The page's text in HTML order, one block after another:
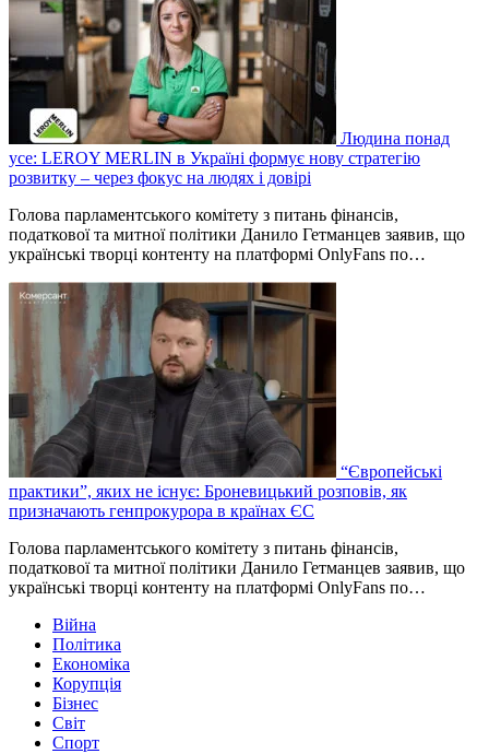
Людина понад
усе: LEROY MERLIN в Україні формує нову стратегію
розвитку – через фокус на людях і довірі
Голова парламентського комітету з питань фінансів,
податкової та митної політики Данило Гетманцев заявив, що
українські творці контенту на платформі OnlyFans по…
“Європейські
практики”, яких не існує: Броневицький розповів, як
призначають генпрокурора в країнах ЄС
Голова парламентського комітету з питань фінансів,
податкової та митної політики Данило Гетманцев заявив, що
українські творці контенту на платформі OnlyFans по…
Війна
Політика
Економіка
Корупція
Бізнес
Світ
Спорт